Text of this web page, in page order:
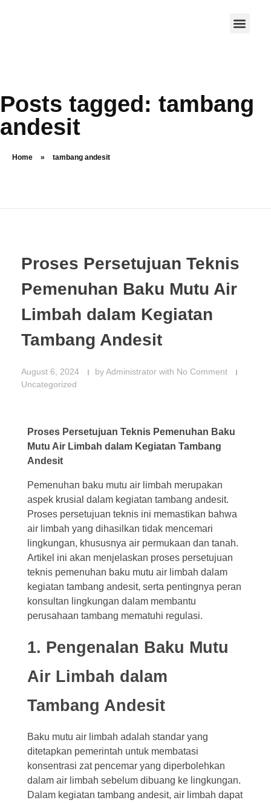
Home » tambang andesit
Posts tagged: tambang
andesit
Proses Persetujuan Teknis
Pemenuhan Baku Mutu Air
Limbah dalam Kegiatan
Tambang Andesit
August 6, 2024 byAdministrator with No Comment
Uncategorized
Proses Persetujuan Teknis Pemenuhan Baku
Mutu Air Limbah dalam Kegiatan Tambang
Andesit
Pemenuhan baku mutu air limbah merupakan
aspek krusial dalam kegiatan tambang andesit.
Proses persetujuan teknis ini memastikan bahwa
air limbah yang dihasilkan tidak mencemari
lingkungan, khususnya air permukaan dan tanah.
Artikel ini akan menjelaskan proses persetujuan
teknis pemenuhan baku mutu air limbah dalam
kegiatan tambang andesit, serta pentingnya peran
konsultan lingkungan dalam membantu
perusahaan tambang mematuhi regulasi.
1. Pengenalan Baku Mutu
Air Limbah dalam
Tambang Andesit
Baku mutu air limbah adalah standar yang
ditetapkan pemerintah untuk membatasi
konsentrasi zat pencemar yang diperbolehkan
dalam air limbah sebelum dibuang ke lingkungan.
Dalam kegiatan tambang andesit, air limbah dapat